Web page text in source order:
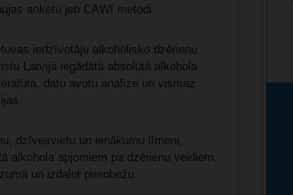
anketu jeb CAWI metodi.
iedzīvotāju alkoholisko dzērienu
Latvijā iegādātā absolūtā alkohola
datu avotu analīze un vismaz
dzīvesvietu un ienākumu līmeni,
alkohola apjomiem pa dzērienu veidiem,
un izdalot pierobežu.